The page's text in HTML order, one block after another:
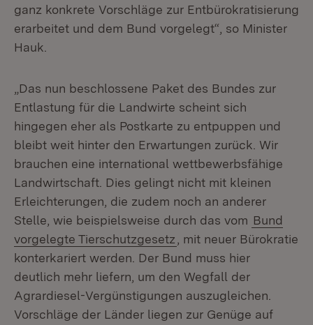
ganz konkrete Vorschläge zur Entbürokratisierung
erarbeitet und dem Bund vorgelegt“, so Minister
Hauk.
„Das nun beschlossene Paket des Bundes zur
Entlastung für die Landwirte scheint sich
hingegen eher als Postkarte zu entpuppen und
bleibt weit hinter den Erwartungen zurück. Wir
brauchen eine international wettbewerbsfähige
Landwirtschaft. Dies gelingt nicht mit kleinen
Erleichterungen, die zudem noch an anderer
Stelle, wie beispielsweise durch das vom Bund
vorgelegte Tierschutzgesetz
, mit neuer Bürokratie
konterkariert werden. Der Bund muss hier
deutlich mehr liefern, um den Wegfall der
Agrardiesel-Vergünstigungen auszugleichen.
Vorschläge der Länder liegen zur Genüge auf